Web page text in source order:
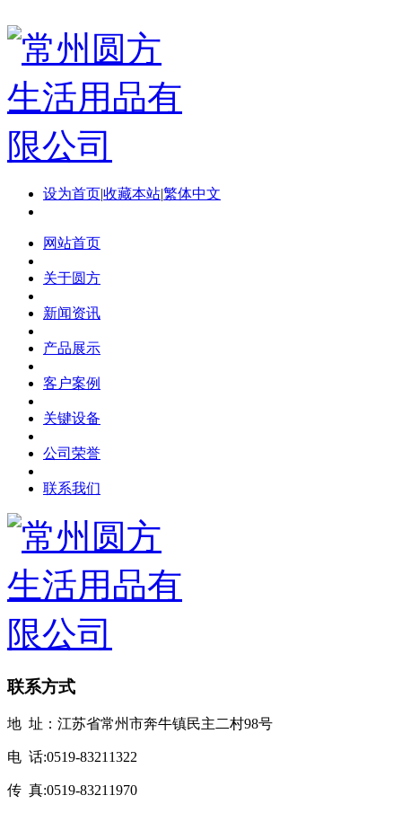
设为首页|收藏本站|繁体中文
网站首页
关于圆方
新闻资讯
产品展示
客户案例
关键设备
公司荣誉
联系我们
联系方式
地 址：江苏省常州市奔牛镇民主二村98号
电 话:0519-83211322
传 真:0519-83211970